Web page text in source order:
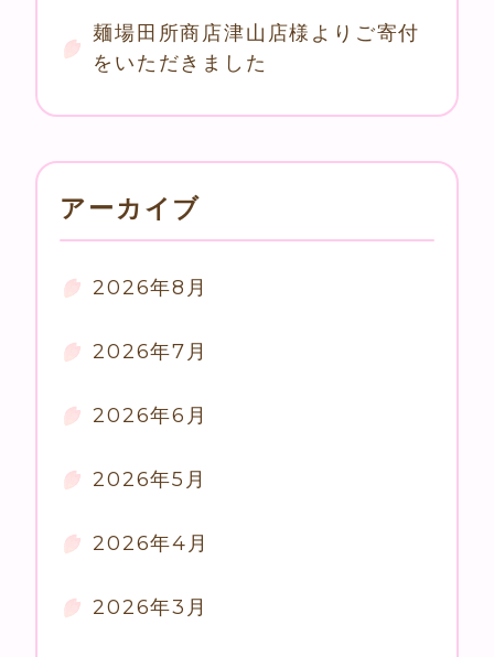
麺場田所商店津山店様よりご寄付
をいただきました
アーカイブ
2026年8月
2026年7月
2026年6月
2026年5月
2026年4月
2026年3月